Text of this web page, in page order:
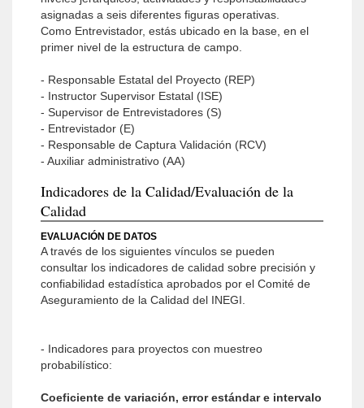
asignadas a seis diferentes figuras operativas.
Como Entrevistador, estás ubicado en la base, en el
primer nivel de la estructura de campo.
- Responsable Estatal del Proyecto (REP)
- Instructor Supervisor Estatal (ISE)
- Supervisor de Entrevistadores (S)
- Entrevistador (E)
- Responsable de Captura Validación (RCV)
- Auxiliar administrativo (AA)
Indicadores de la Calidad/Evaluación de la
Calidad
EVALUACIÓN DE DATOS
A través de los siguientes vínculos se pueden
consultar los indicadores de calidad sobre precisión y
confiabilidad estadística aprobados por el Comité de
Aseguramiento de la Calidad del INEGI.
- Indicadores para proyectos con muestreo
probabilístico:
Coeficiente de variación, error estándar e intervalo